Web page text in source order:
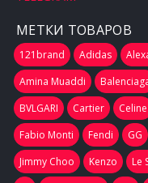
МЕТКИ ТОВАРОВ
121brand Adidas
Amina Muaddi
BVLGARI
Cartier Celine
Fabio Monti
Fendi GG
Jimmy Choo
Kenzo Le